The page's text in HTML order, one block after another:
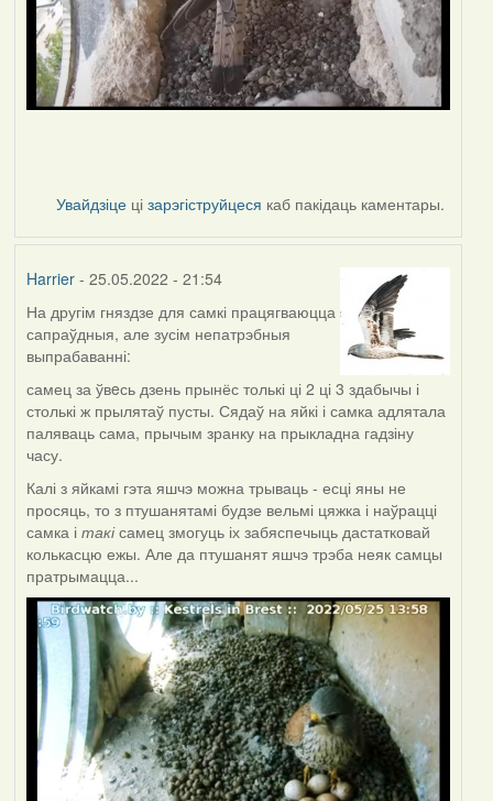
Увайдзіце цізарэгіструйцеся каб пакідаць каментары.
Harrier- 25.05.2022 - 21:54
На другім гняздзе для самкі працягваюцца
сапраўдныя, але зусім непатрэбныя
выпрабаванні:
самец за ўвeсь дзень прынёс толькі ці 2 ці 3 здабычы і
столькі ж прылятаў пусты. Сядаў на яйкі і самка адлятала
паляваць сама, прычым зранку на прыкладна гадзіну
часу.
Калі з яйкамі гэта яшчэ можна трываць - есці яны не
просяць, то з птушанятамі будзе вельмі цяжка і наўрацці
самка і такісамец змогуць іх забяспечыць дастатковай
колькасцю ежы. Але да птушанят яшчэ трэба неяк самцы
пратрымацца...